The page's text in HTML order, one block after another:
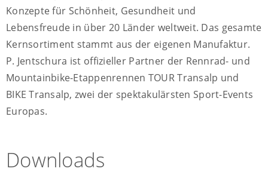
Konzepte für Schönheit, Gesundheit und
Lebensfreude in über 20 Länder weltweit. Das gesamte
Kernsortiment stammt aus der eigenen Manufaktur.
P. Jentschura ist offizieller Partner der Rennrad- und
Mountainbike-Etappenrennen TOUR Transalp und
BIKE Transalp, zwei der spektakulärsten Sport-Events
Europas.
Downloads